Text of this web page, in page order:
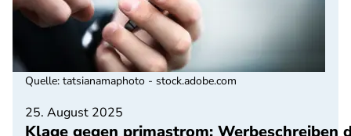
25. August 2025
Klage gegen primastrom: Werbeschreiben
Quelle: tatsianamaphoto - stock.adobe.com